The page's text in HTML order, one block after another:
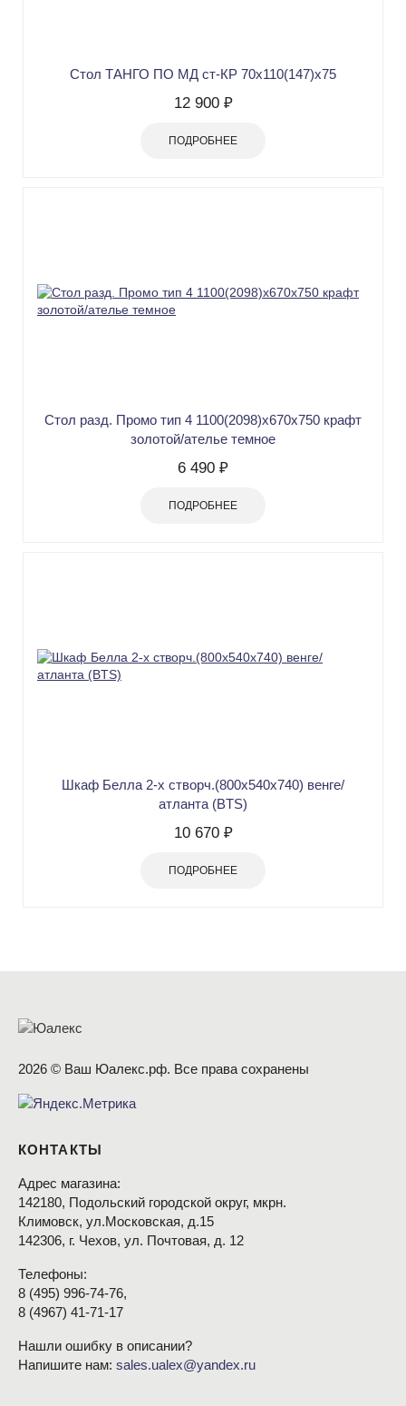
Стол ТАНГО ПО МД ст-КР 70х110(147)х75
12 900 ₽
ПОДРОБНЕЕ
Стол разд. Промо тип 4 1100(2098)х670х750 крафт
золотой/ателье темное
6 490 ₽
ПОДРОБНЕЕ
Шкаф Белла 2-х створч.(800х540х740) венге/
атланта (BTS)
10 670 ₽
ПОДРОБНЕЕ
2026 © Ваш Юалекс.рф. Все права сохранены
КОНТАКТЫ
Адрес магазина:
142180, Подольский городской округ, мкрн.
Климовск, ул.Московская, д.15
142306, г. Чехов, ул. Почтовая, д. 12
Телефоны:
8 (495) 996-74-76,
8 (4967) 41-71-17
Нашли ошибку в описании?
Напишите нам: sales.ualex@yandex.ru